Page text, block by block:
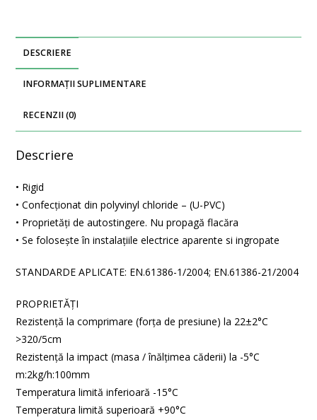
DESCRIERE
INFORMAȚII SUPLIMENTARE
RECENZII (0)
Descriere
• Rigid
• Confecţionat din polyvinyl chloride – (U-PVC)
• Proprietăţi de autostingere. Nu propagă flacăra
• Se folosește în instalațiile electrice aparente si ingropate
STANDARDE APLICATE: EN.61386-1/2004; EN.61386-21/2004
PROPRIETĂŢI
Rezistenţă la comprimare (forţa de presiune) la 22±2°C
>320/5cm
Rezistenţă la impact (masa / înălţimea căderii) la -5°C
m:2kg/h:100mm
Temperatura limită inferioară -15°C
Temperatura limită superioară +90°C